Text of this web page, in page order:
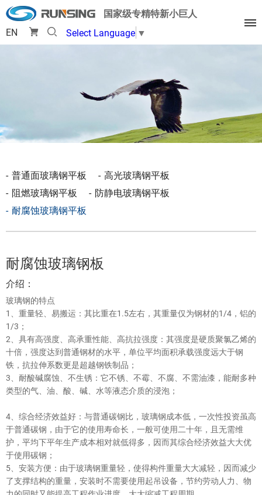
国家级专精特新小巨人
EN
Select Language ▼
普通面玻璃钢平板
高光玻璃钢平板
阻燃玻璃钢平板
防静电玻璃钢平板
耐腐蚀玻璃钢平板
耐腐蚀玻璃钢板
介绍：
玻璃钢的特点
1、重量轻、易搬运：其比重在1.5左右，其重量仅为钢材的1/4，铝的
1/3；
2、具有高强度、高承重性能、高抗拉强度：其强度是硬质聚氯乙烯的
十倍，强度达到普通钢材的水平，单位平均面积承载强度远大于钢
铁，抗拉伸系数更是超越钢铁制品；
3、耐酸碱腐蚀、不生锈：它不锈、不霉、不腐、不需油漆，能耐多种
类型的气、油、酸、碱、水等液态介质的浸泡；
4、综合经济效益好：与普通碳钢比，玻璃钢成本低，一次性投资虽高
于普通碳钢，由于它的使用寿命长，一般可使用二十年，且无需维
护，平均下平年生产成本相对就低得多，因而其综合经济效益大大优
于使用碳钢；
5、安装方便：由于玻璃钢重量轻，使得构件重量大大减轻，因而减少
了支撑结构的重量，安装时不需要使用起吊设备，节约劳动人力、物